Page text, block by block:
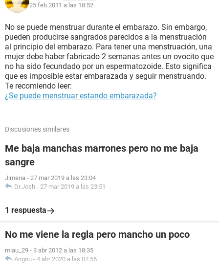
25 feb 2011 a las 18:52
No se puede menstruar durante el embarazo. Sin embargo,
pueden producirse sangrados parecidos a la menstruación
al principio del embarazo. Para tener una menstruación, una
mujer debe haber fabricado 2 semanas antes un ovocito que
no ha sido fecundado por un espermatozoide. Esto significa
que es imposible estar embarazada y seguir menstruando.
Te recomiendo leer:
¿Se puede menstruar estando embarazada?
Discusiones similares
Me baja manchas marrones pero no me baja
sangre
Jimena - 27 mar 2019 a las 23:04
Dr.Josh - 27 mar 2019 a las 23:51
1 respuesta
No me viene la regla pero mancho un poco
miau_29 - 3 abr 2012 a las 18:35
Angnu - 4 abr 2020 a las 07:55